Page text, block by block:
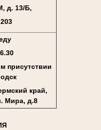
д. 13/Б,
присутствии
край,
Мира, д.8